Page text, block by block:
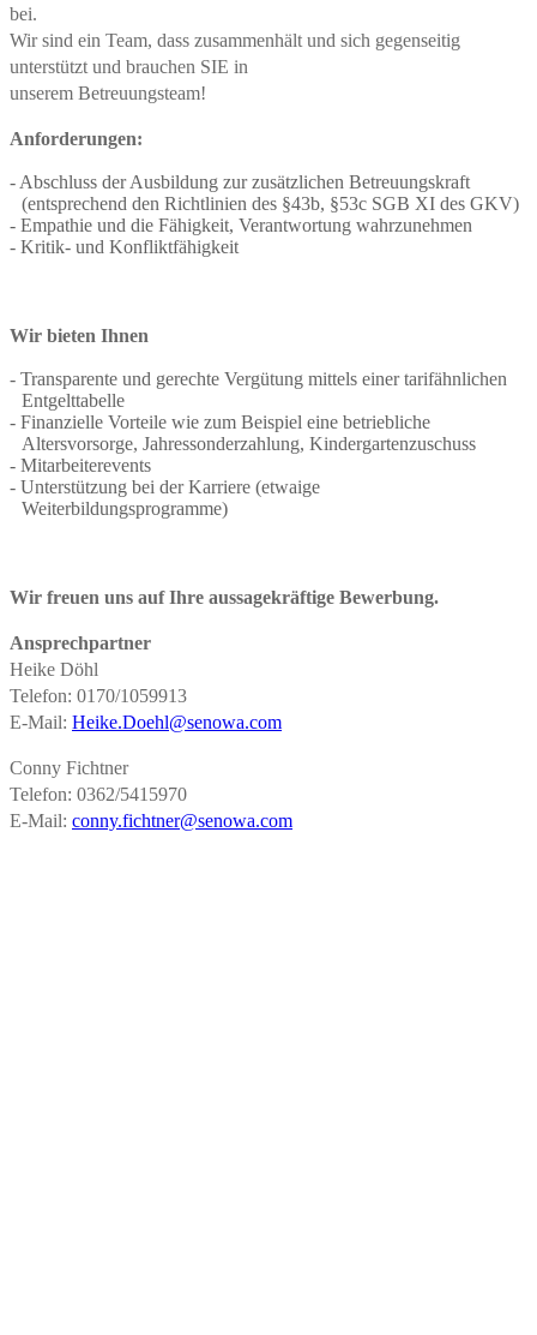
bei.
Wir sind ein Team, dass zusammenhält und sich gegenseitig
unterstützt und brauchen SIE in
unserem Betreuungsteam!
Anforderungen:
Abschluss der Ausbildung zur zusätzlichen Betreuungskraft
(entsprechend den Richtlinien des §43b, §53c SGB XI des GKV)
Empathie und die Fähigkeit, Verantwortung wahrzunehmen
Kritik- und Konfliktfähigkeit
Wir bieten Ihnen
Transparente und gerechte Vergütung mittels einer tarifähnlichen
Entgelttabelle
Finanzielle Vorteile wie zum Beispiel eine betriebliche
Altersvorsorge, Jahressonderzahlung, Kindergartenzuschuss
Mitarbeiterevents
Unterstützung bei der Karriere (etwaige
Weiterbildungsprogramme)
Wir freuen uns auf Ihre aussagekräftige Bewerbung.
Ansprechpartner
Heike Döhl
Telefon: 0170/1059913
E-Mail: Heike.Doehl@senowa.com
Conny Fichtner
Telefon: 0362/5415970
E-Mail: conny.fichtner@senowa.com